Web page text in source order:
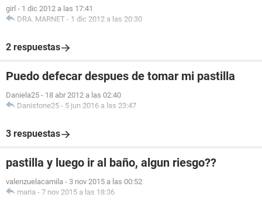
girl - 1 dic 2012 a las 17:41
DRA. MARNET - 1 dic 2012 a las 20:30
2 respuestas
Puedo defecar despues de tomar mi pastilla
Daniela25 - 18 abr 2012 a las 02:40
Danistone25 - 5 jun 2016 a las 23:47
3 respuestas
pastilla y luego ir al baño, algun riesgo??
valenzuelacamila - 3 nov 2015 a las 00:52
maria - 7 nov 2015 a las 18:36